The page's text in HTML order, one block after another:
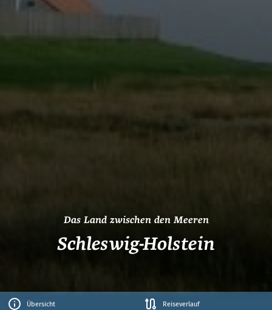
Das Land zwischen den Meeren
Schleswig-Holstein
Übersicht Reiseverlauf